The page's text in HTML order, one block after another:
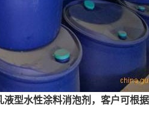
型水性涂料消泡剂，客户可根